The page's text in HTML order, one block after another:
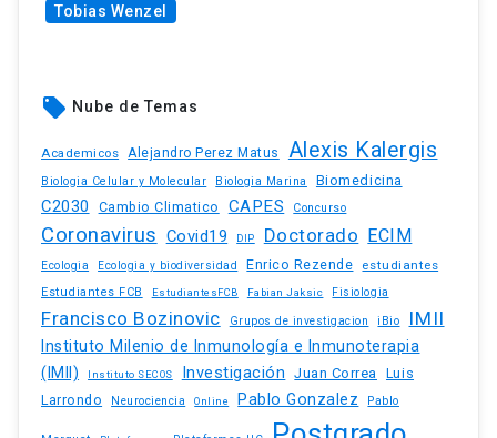
Tobias Wenzel
local_offer Nube de Temas
Academicos Alejandro Perez Matus Alexis Kalergis
Biologia Celular y Molecular Biologia Marina Biomedicina
C2030 Cambio Climatico CAPES Concurso
Coronavirus Covid19 DIP Doctorado ECIM
Ecologia Ecologia y biodiversidad Enrico Rezende estudiantes
Estudiantes FCB EstudiantesFCB Fabian Jaksic Fisiologia
Francisco Bozinovic Grupos de investigacion iBio IMII
Instituto Milenio de Inmunología e Inmunoterapia
(IMII)
Instituto SECOS Investigación Juan Correa
Luis
Larrondo
Neurociencia Online Pablo Gonzalez Pablo